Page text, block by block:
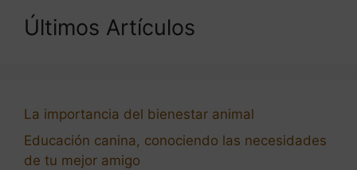
Últimos Artículos
La importancia del bienestar animal
Educación canina, conociendo las necesidades
de tu mejor amigo